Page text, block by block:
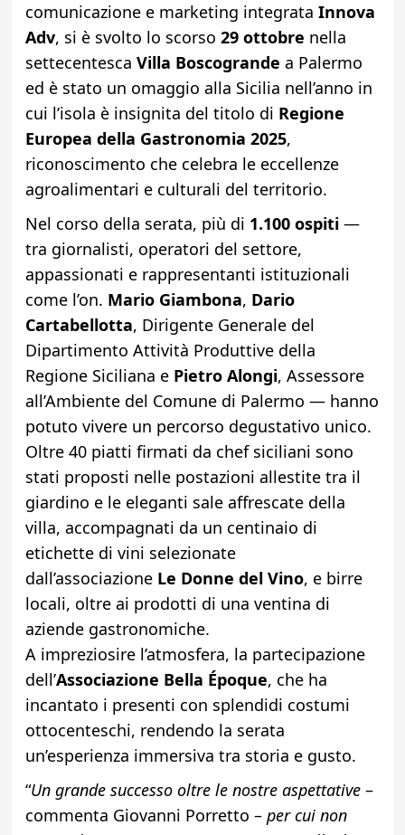
comunicazione e marketing integrata Innova
Adv, si è svolto lo scorso 29 ottobre nella
settecentesca Villa Boscogrande a Palermo
ed è stato un omaggio alla Sicilia nell’anno in
cui l’isola è insignita del titolo di Regione
Europea della Gastronomia 2025,
riconoscimento che celebra le eccellenze
agroalimentari e culturali del territorio.
Nel corso della serata, più di 1.100 ospiti—
tra giornalisti, operatori del settore,
appassionati e rappresentanti istituzionali
come l’on. Mario Giambona, Dario
Cartabellotta, Dirigente Generale del
Dipartimento Attività Produttive della
Regione Siciliana e Pietro Alongi, Assessore
all’Ambiente del Comune di Palermo — hanno
potuto vivere un percorso degustativo unico.
Oltre 40 piatti firmati da chef siciliani sono
stati proposti nelle postazioni allestite tra il
giardino e le eleganti sale affrescate della
villa, accompagnati da un centinaio di
etichette di vini selezionate
dall’associazione Le Donne del Vino, e birre
locali, oltre ai prodotti di una ventina di
aziende gastronomiche.
A impreziosire l’atmosfera, la partecipazione
dell’Associazione Bella Époque, che ha
incantato i presenti con splendidi costumi
ottocenteschi, rendendo la serata
un’esperienza immersiva tra storia e gusto.
“Un grande successo oltre le nostre aspettative –
commenta Giovanni Porretto – per cui non